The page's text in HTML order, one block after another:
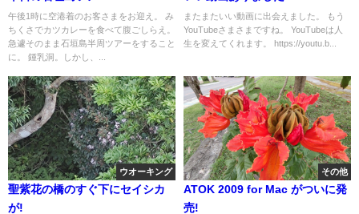
午後1時に空港着のお客さまをお迎え。 み
ちくさでカツカレーを食べて腹ごしらえ。
急遽そのまま石垣島半周ツアーをすること
に。 鍾乳洞。しかし、...
またまたいい動画に出会えました。 もう
YouTubeさまさまですね。 YouTubeは人
生を変えてくれます。 https://youtu.b...
ウオーキング
聖紫花の橋のすぐ下にセイシカ
が!
その他
ATOK 2009 for Mac がついに発
売!